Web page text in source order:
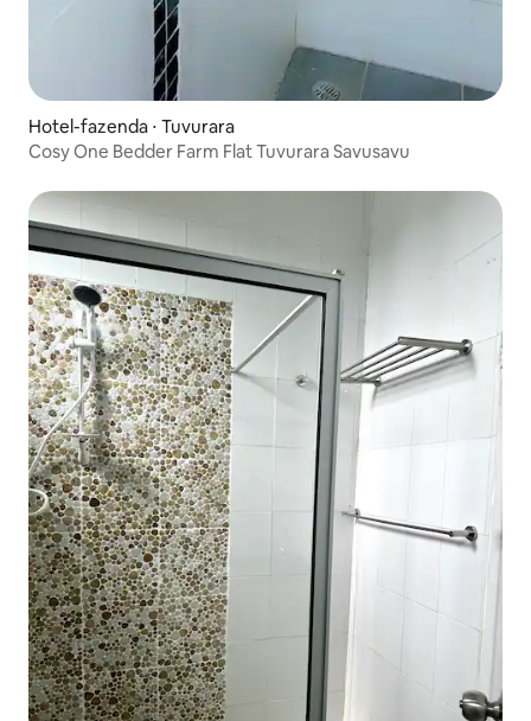
Hotel-fazenda ⋅ Tuvurara
Cosy One Bedder Farm Flat Tuvurara Savusavu